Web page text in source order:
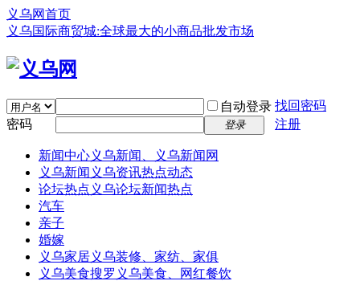
义乌网首页
义乌国际商贸城:全球最大的小商品批发市场
自动登录 找回密码
密码
登录 注册
新闻中心义乌新闻、义乌新闻网
义乌新闻 义乌资讯热点动态
论坛热点 义乌论坛新闻热点
汽车
亲子
婚嫁
义乌家居义乌装修、家纺、家俱
义乌美食搜罗义乌美食、网红餐饮